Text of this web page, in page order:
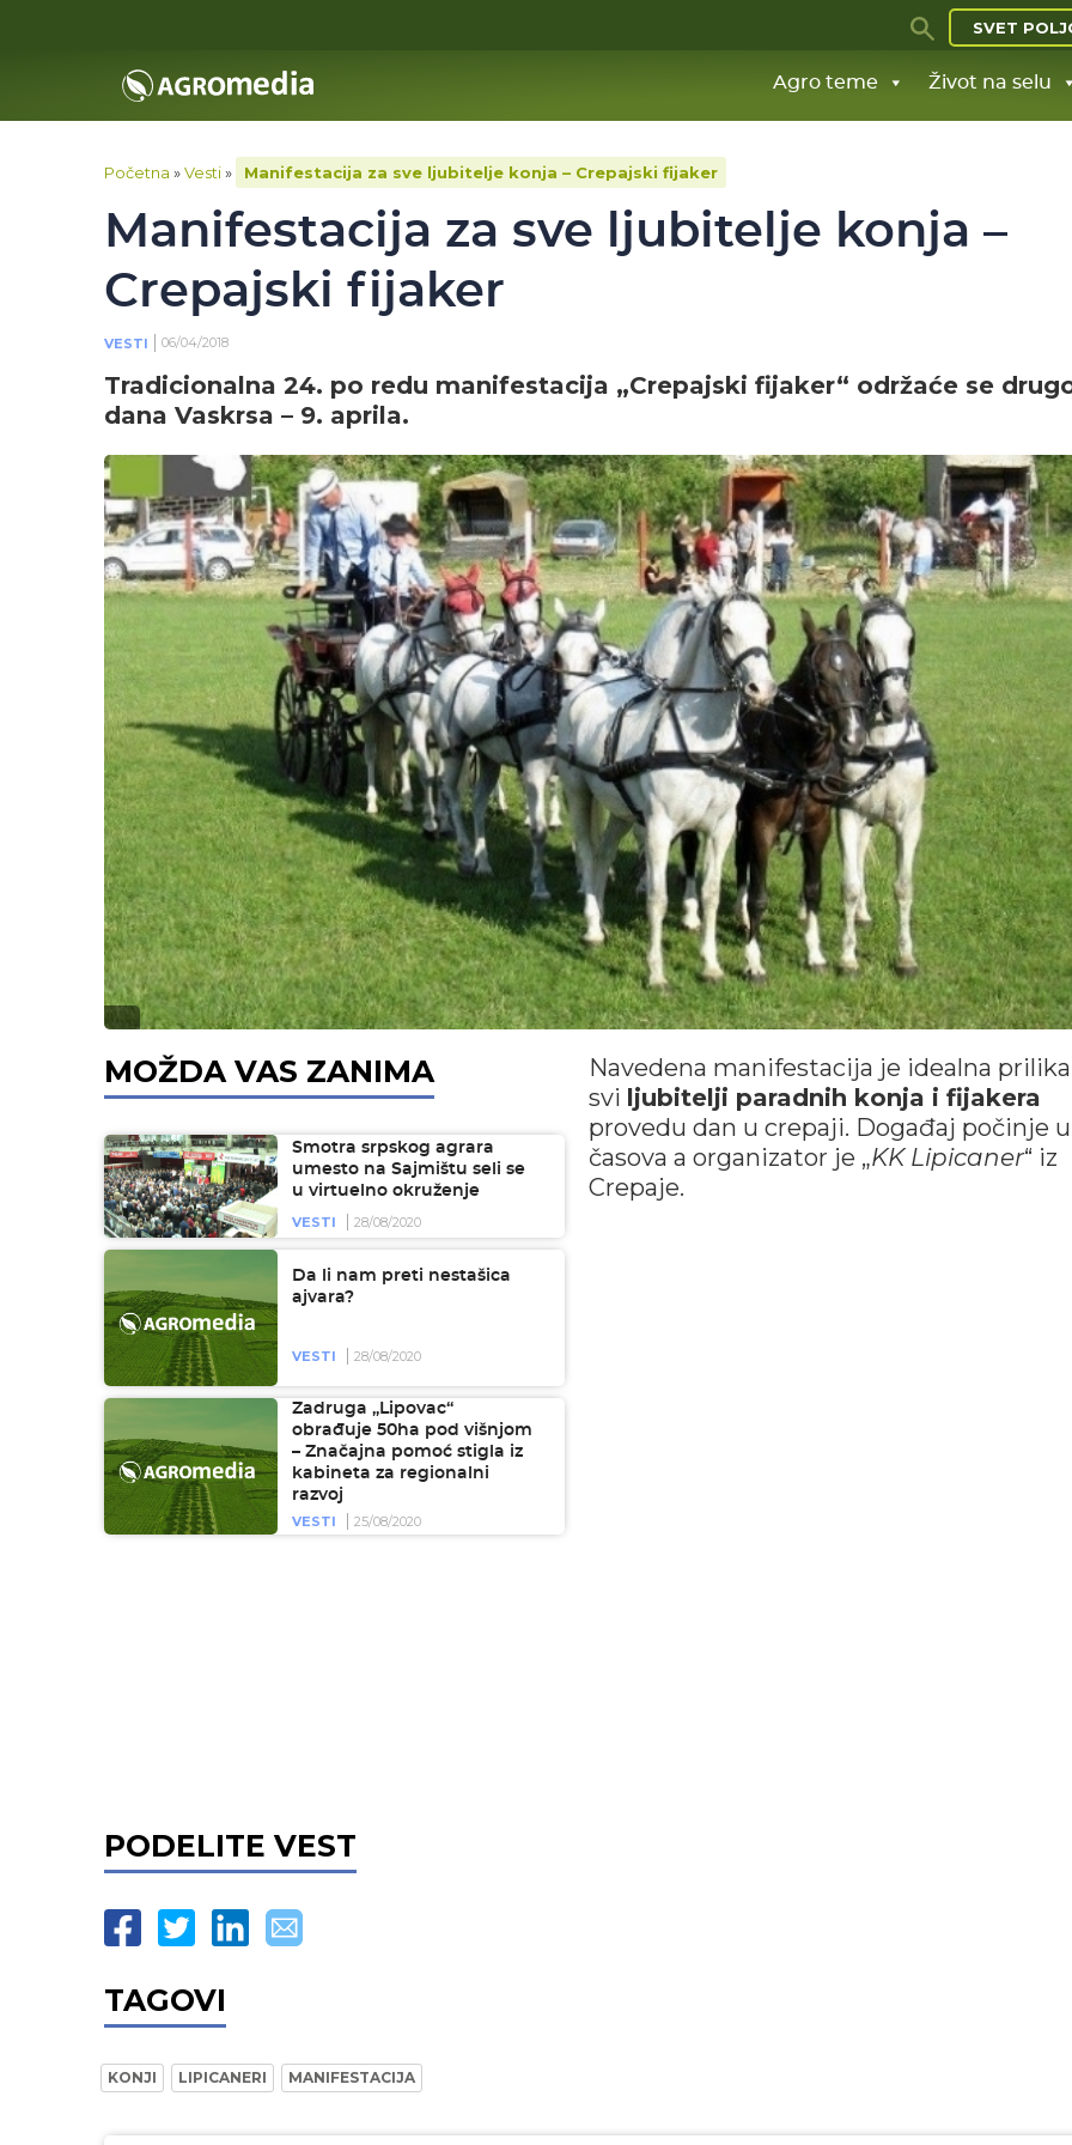
SVET
Agro teme Život na selu
Početna »Vesti» Manifestacija za sve ljubitelje konja – Crepajski fijaker
Manifestacija za sve ljubitelje konja –
Crepajski fijaker
VESTI 06/04/2018
Tradicionalna 24. po redu manifestacija „Crepajski fijaker“ održaće se
dana Vaskrsa – 9. aprila.
MOŽDA VAS ZANIMA
Smotra srpskog agrara
umesto na Sajmištu seli se
u virtuelno okruženje
VESTI
28/08/2020
Da li nam preti nestašica
ajvara?
VESTI 28/08/2020
Zadruga „Lipovac“
obrađuje 50ha pod višnjom
– Značajna pomoć stigla iz
kabineta za regionalni
razvoj
VESTI
25/08/2020
Navedena manifestacija je idealna
svi ljubitelji paradnih konja i fijakera
provedu dan u crepaji. Događaj počinje u
časova a organizator je „KK Lipicaner“ iz
Crepaje.
PODELITE VEST
TAGOVI
KONJI LIPICANERI MANIFESTACIJA